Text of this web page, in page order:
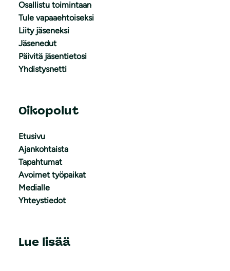
Osallistu toimintaan
Tule vapaaehtoiseksi
Liity jäseneksi
Jäsenedut
Päivitä jäsentietosi
Yhdistysnetti
Oikopolut
Etusivu
Ajankohtaista
Tapahtumat
Avoimet työpaikat
Medialle
Yhteystiedot
Lue lisää